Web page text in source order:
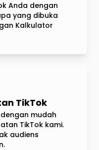
Anda dengan
yang dibuka
Kalkulator
TikTok
mudah
TikTok kami.
audiens